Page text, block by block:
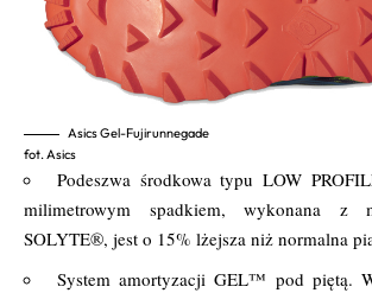
Asics Gel-Fujirunnegade
fot. Asics
Podeszwa środkowa typu LOW
milimetrowym spadkiem, wykonana z
SOLYTE®, jest o 15% lżejsza niż normalna
System amortyzacji GEL™ pod piętą.